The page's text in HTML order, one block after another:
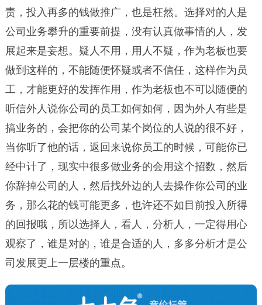
责，投入再多的钱做推广，也是枉然。选择对的人是
公司业务攀升的重要前提，没有认真做事情的人，发
展起来是妄想。疑人不用，用人不疑，作为老板也要
做到这样的，不能随便怀疑或者不信任，这样作为员
工，才能更好的发挥作用，作为老板也不可以随便的
听信外人说你公司的员工如何如何，因为外人有些是
搞业务的，会把你的公司某个岗位的人说的很不好，
当你听了他的话，返回来说你员工的时候，可能你已
经中计了，现实中很多做业务的会用这个招数，然后
你辞掉公司的人，然后找外边的人去操作你公司的业
务，那么花的钱可能更多，也许还不如目前投入所得
的回报哦，所以选择人，看人，分析人，一定得用心
观察了，谁是对的，谁是合适的人，多多分析才是公
司发展更上一层楼的重点。